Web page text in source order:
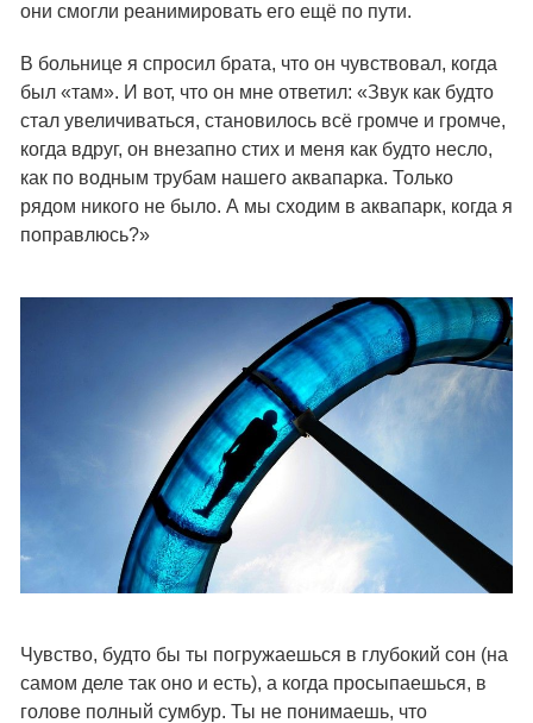
они смогли реанимировать его ещё по пути.
В больнице я спросил брата, что он чувствовал, когда
был «там». И вот, что он мне ответил: «Звук как будто
стал увеличиваться, становилось всё громче и громче,
когда вдруг, он внезапно стих и меня как будто несло,
как по водным трубам нашего аквапарка. Только
рядом никого не было. А мы сходим в аквапарк, когда я
поправлюсь?»
Чувство, будто бы ты погружаешься в глубокий сон (на
самом деле так оно и есть), а когда просыпаешься, в
голове полный сумбур. Ты не понимаешь, что